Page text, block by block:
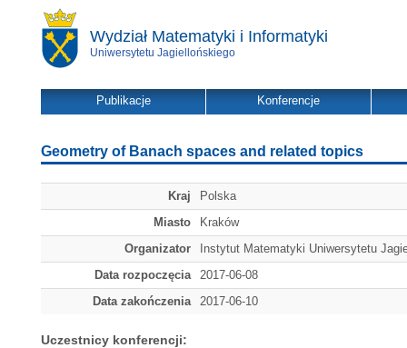
Wydział Matematyki i Informatyki
Uniwersytetu Jagiellońskiego
Publikacje Konferencje
Geometry of Banach spaces and related topics
Kraj
Polska
Miasto
Kraków
Organizator
Instytut Matematyki Uniwersytetu
Data rozpoczęcia
2017-06-08
Data zakończenia
2017-06-10
Uczestnicy konferencji: